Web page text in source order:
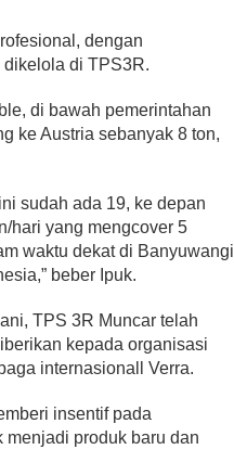
dengan
dikelola di TPS3R.
di bawah pemerintahan
ke Austria sebanyak 8 ton,
sudah ada 19, ke depan
hari yang mengcover 5
waktu dekat di Banyuwangi
beber Ipuk.
TPS 3R Muncar telah
kepada organisasi
internasionall Verra.
insentif pada
produk baru dan